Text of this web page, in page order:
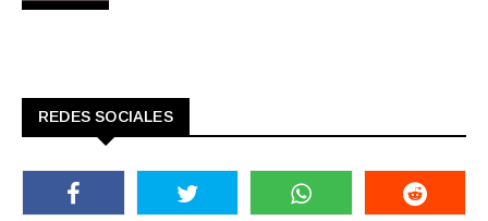
REDES SOCIALES